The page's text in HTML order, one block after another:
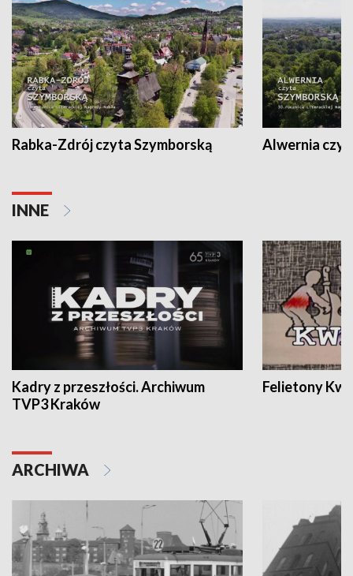
Rabka-Zdrój czyta Szymborską Alwernia
INNE
Kadry z przeszłości. Archiwum
TVP3 Kraków
Felietony
ARCHIWA